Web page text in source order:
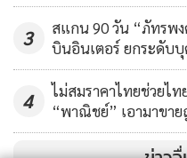
3
สแกน 90 วัน “ภัทรพ
บินอินเตอร์ ยกระดับ
4
ไม่สมราคาไทยช่วยไ
“พาณิชย์” เอามาขา